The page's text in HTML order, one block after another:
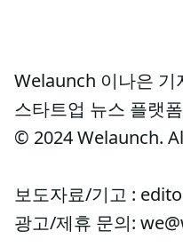
Welaunch 이나은 기
스타트업 뉴스 플랫
© 2024 Welaunch.
보도자료/기고 :
광고/제휴 문의: